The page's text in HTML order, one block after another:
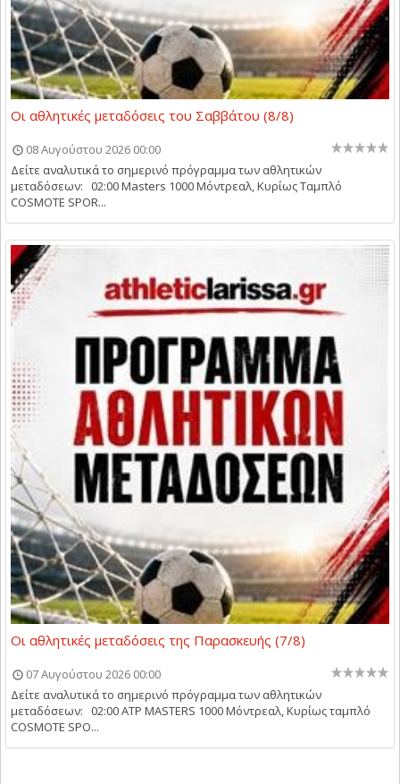
Οι αθλητικές μεταδόσεις του Σαββάτου (8/8)
08 Αυγούστου 2026 00:00
Δείτε αναλυτικά το σημερινό πρόγραμμα των αθλητικών
μεταδόσεων: 02:00 Masters 1000 Μόντρεαλ, Κυρίως Ταμπλό
COSMOTE SPOR...
Οι αθλητικές μεταδόσεις της Παρασκευής (7/8)
07 Αυγούστου 2026 00:00
Δείτε αναλυτικά το σημερινό πρόγραμμα των αθλητικών
μεταδόσεων: 02:00 ATP MASTERS 1000 Μόντρεαλ, Κυρίως ταμπλό
COSMOTE SPO...